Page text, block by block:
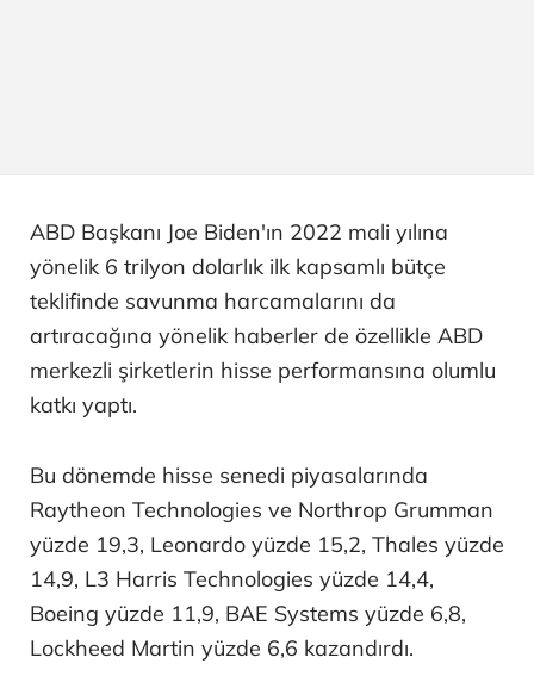
ABD Başkanı Joe Biden'ın 2022 mali yılına
yönelik 6 trilyon dolarlık ilk kapsamlı bütçe
teklifinde savunma harcamalarını da
artıracağına yönelik haberler de özellikle ABD
merkezli şirketlerin hisse performansına olumlu
katkı yaptı.
Bu dönemde hisse senedi piyasalarında
Raytheon Technologies ve Northrop Grumman
yüzde 19,3, Leonardo yüzde 15,2, Thales yüzde
14,9, L3 Harris Technologies yüzde 14,4,
Boeing yüzde 11,9, BAE Systems yüzde 6,8,
Lockheed Martin yüzde 6,6 kazandırdı.